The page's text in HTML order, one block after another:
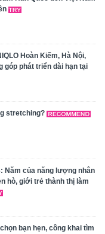
Hoàn Kiếm, Hà Nội,
góp phát triển dài hạn tại
stretching?
Năm của năng lượng nhân
hò, giới trẻ thành thị làm
bạn hẹn, công khai tìm